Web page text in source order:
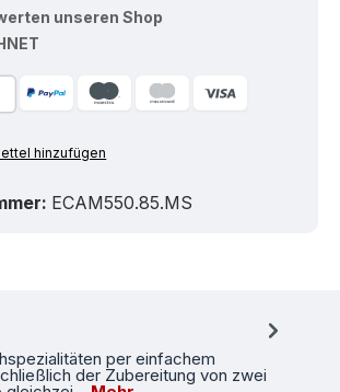
unseren Shop
hinzufügen
ECAM550.85.MS
per einfachem
der Zubereitung von zwei